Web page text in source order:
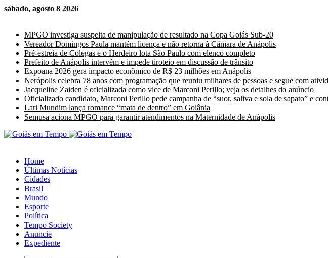
sábado, agosto 8 2026
MPGO investiga suspeita de manipulação de resultado na Copa Goiás Sub-20
Vereador Domingos Paula mantém licença e não retorna à Câmara de Anápolis
Pré-estreia de Colegas e o Herdeiro lota São Paulo com elenco completo
Prefeito de Anápolis intervém e impede tiroteio em discussão de trânsito
Expoana 2026 gera impacto econômico de R$ 23 milhões em Anápolis
Nerópolis celebra 78 anos com programação que reuniu milhares de pessoas e segue com
Jacqueline Zaiden é oficializada como vice de Marconi Perillo; veja os detalhes do anúncio
Oficializado candidato, Marconi Perillo pede campanha de “suor, saliva e sola de sapato” e
Lari Mundim lança romance “mata de dentro” em Goiânia
Semusa aciona MPGO para garantir atendimentos na Maternidade de Anápolis
Home
Últimas Notícias
Cidades
Brasil
Mundo
Esporte
Política
Tempo Society
Anuncie
Expediente